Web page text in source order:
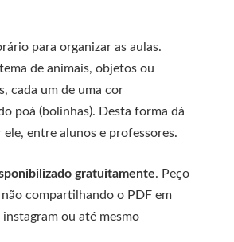
para organizar as aulas.
de animais, objetos ou
cada um de uma cor
poá (bolinhas). Desta forma dá
entre alunos e professores.
gratuitamente. Peço
compartilhando o PDF em
ou até mesmo